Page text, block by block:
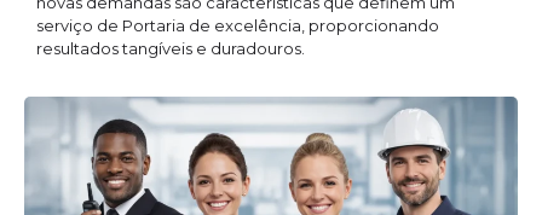
serviço de Portaria de excelência, proporcionando
resultados tangíveis e duradouros.